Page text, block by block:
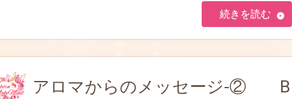
続きを読む
アロマからのメッセージ-② B